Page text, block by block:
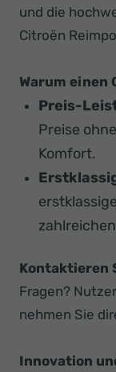
und die
Citroën
Warum einen
Preis-
Preise
Komfort.
Kontaktieren
Fragen?
nehmen Sie
Innovation